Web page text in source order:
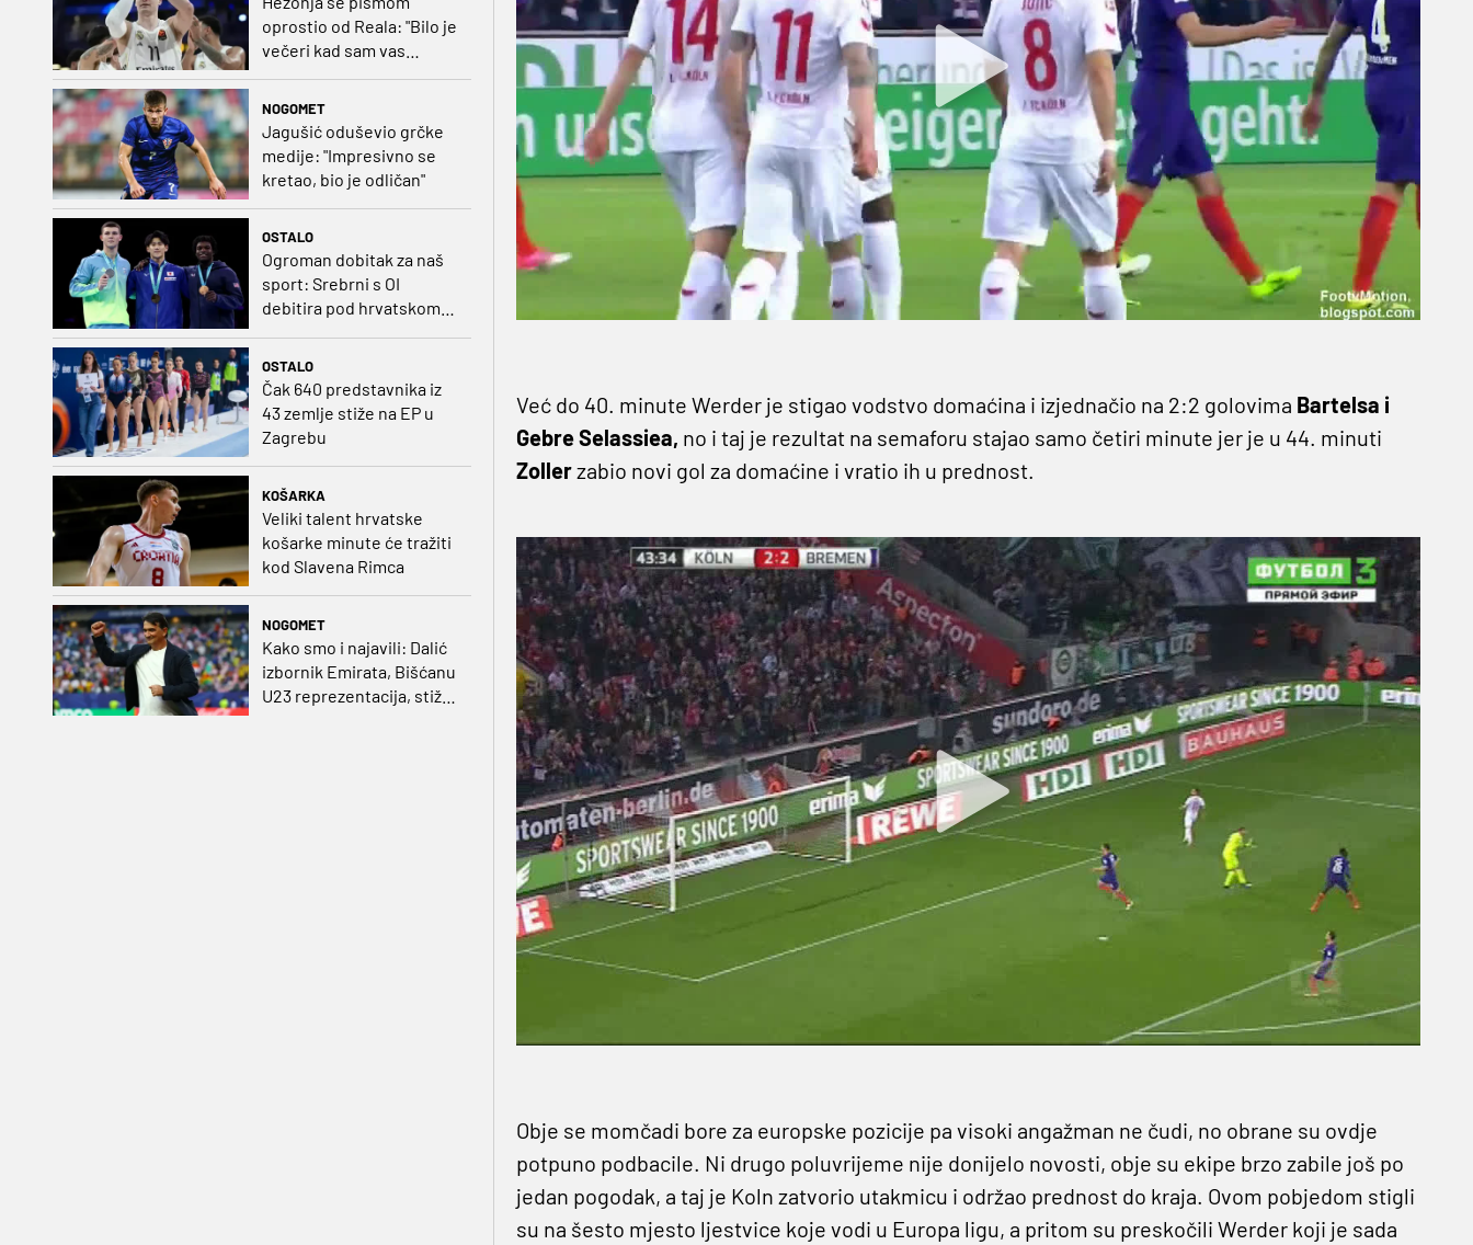
oprostio od Reala: "Bilo je
večeri kad sam vas
dovodio do ruba
NOGOMET
Jagušić oduševio grčke
medije: "Impresivno se
kretao, bio je odličan"
OSTALO
Ogroman dobitak za naš
sport: Srebrni s OI
debitira pod hrvatskom
OSTALO
Čak 640 predstavnika iz
43 zemlje stiže na EP u
Zagrebu
KOŠARKA
Veliki talent hrvatske
košarke minute će tražiti
kod Slavena Rimca
NOGOMET
Kako smo i najavili: Dalić
izbornik Emirata, Bišćanu
U23 reprezentacija, stiže
Već do 40. minute Werder je stigao vodstvo domaćina i izjednačio na 2:2 golovima Bartelsa i
Gebre Selassiea, no i taj je rezultat na semaforu stajao samo četiri minute jer je u 44. minuti
Zollerzabio novi gol za domaćine i vratio ih u prednost.
Obje se momčadi bore za europske pozicije pa visoki angažman ne čudi, no obrane su ovdje
potpuno podbacile. Ni drugo poluvrijeme nije donijelo novosti, obje su ekipe brzo zabile još po
jedan pogodak, a taj je Koln zatvorio utakmicu i održao prednost do kraja. Ovom pobjedom stigli
su na šesto mjesto ljestvice koje vodi u Europa ligu, a pritom su preskočili Werder koji je sada